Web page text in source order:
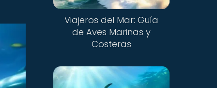
Viajeros del Mar: Guía
de Aves Marinas y
Costeras